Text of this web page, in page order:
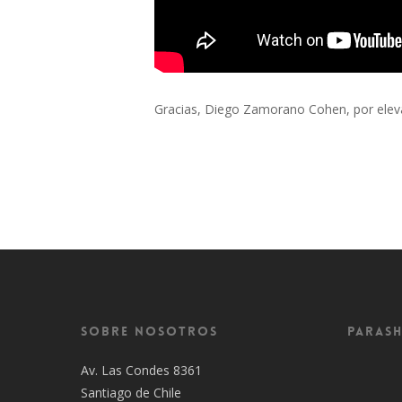
Gracias, Diego Zamorano Cohen, por
Sobre Nosotros
Av. Las Condes 8361
Santiago de Chile